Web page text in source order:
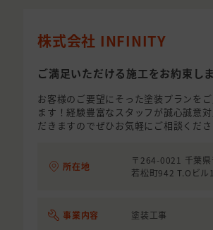
株式会社 INFINITY
ご満足いただける施工をお約束し
お客様のご要望にそった塗装プランを
ます！経験豊富なスタッフが誠心誠意
だきますのでぜひお気軽にご相談くださ
所在地
〒264-0021 千葉県
若松町942 T.Oビル
事業内容 塗装工事